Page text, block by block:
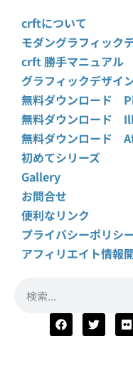
crftについて
モダングラフィック
crft 勝手マニュアル
グラフィックデザイ
無料ダウンロード
無料ダウンロード
無料ダウンロード
初めてシリーズ
Gallery
お問合せ
便利なリンク
プライバシーポリシ
アフィリエイト情報